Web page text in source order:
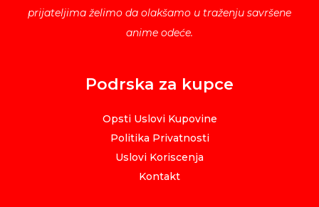
prijateljima želimo da olakšamo u traženju savršene
anime odeće.
Podrska za kupce
Opsti Uslovi Kupovine
Politika Privatnosti
Uslovi Koriscenja
Kontakt